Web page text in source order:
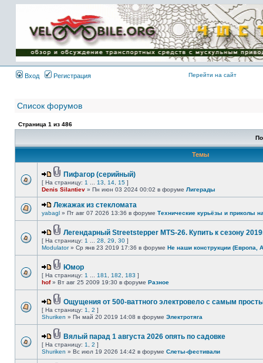
Имя пользователя:
Пароль:
{ LOG_ME_IN_SHORT
}
Вход
Регистрация Перейти на сайт
Список форумов
Страница 1 из 486
Темы
Пифагор (серийный)
[ На страницу: 1 13 14 15 ]
Denis Silantiev » Пн июн 03 2024 00:02 в форуме Лигерады
Лежажак из стекломата
yabagl » Пт авг 07 2026 13:36 в форуме Технические курьёзы и приколы
Легендарный Streetstepper MTS-26. Купить к сезону
[ На страницу: 1 28 29 30 ]
Modulator» Ср янв 23 2019 17:36 в форуме Не наши конструкции (Европа,
Юмор
[ На страницу: 1 181 182 183 ]
hof» Вт авг 25 2009 19:30 в форуме Разное
Ощущения от 500-ваттного электровело с самым
[ На страницу: 1 2 ]
Shuriken » Пн май 20 2019 14:08 в форуме Электротяга
Вялый парад 1 августа 2026 опять по садовке
[ На страницу: 1 2 ]
Shuriken » Вс июл 19 2026 14:42 в форуме Слеты-фестивали